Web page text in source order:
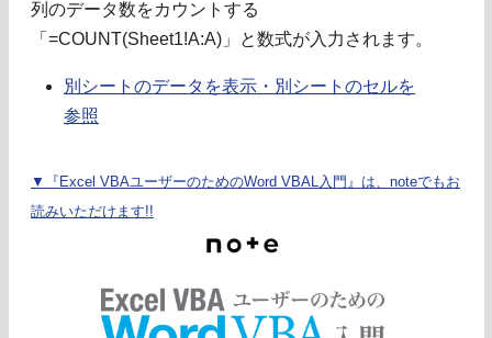
列のデータ数をカウントする
「=COUNT(Sheet1!A:A)」と数式が入力されます。
別シートのデータを表示・別シートのセルを
参照
▼『Excel VBAユーザーのためのWord VBAL入門』は、noteでもお
読みいただけます!!